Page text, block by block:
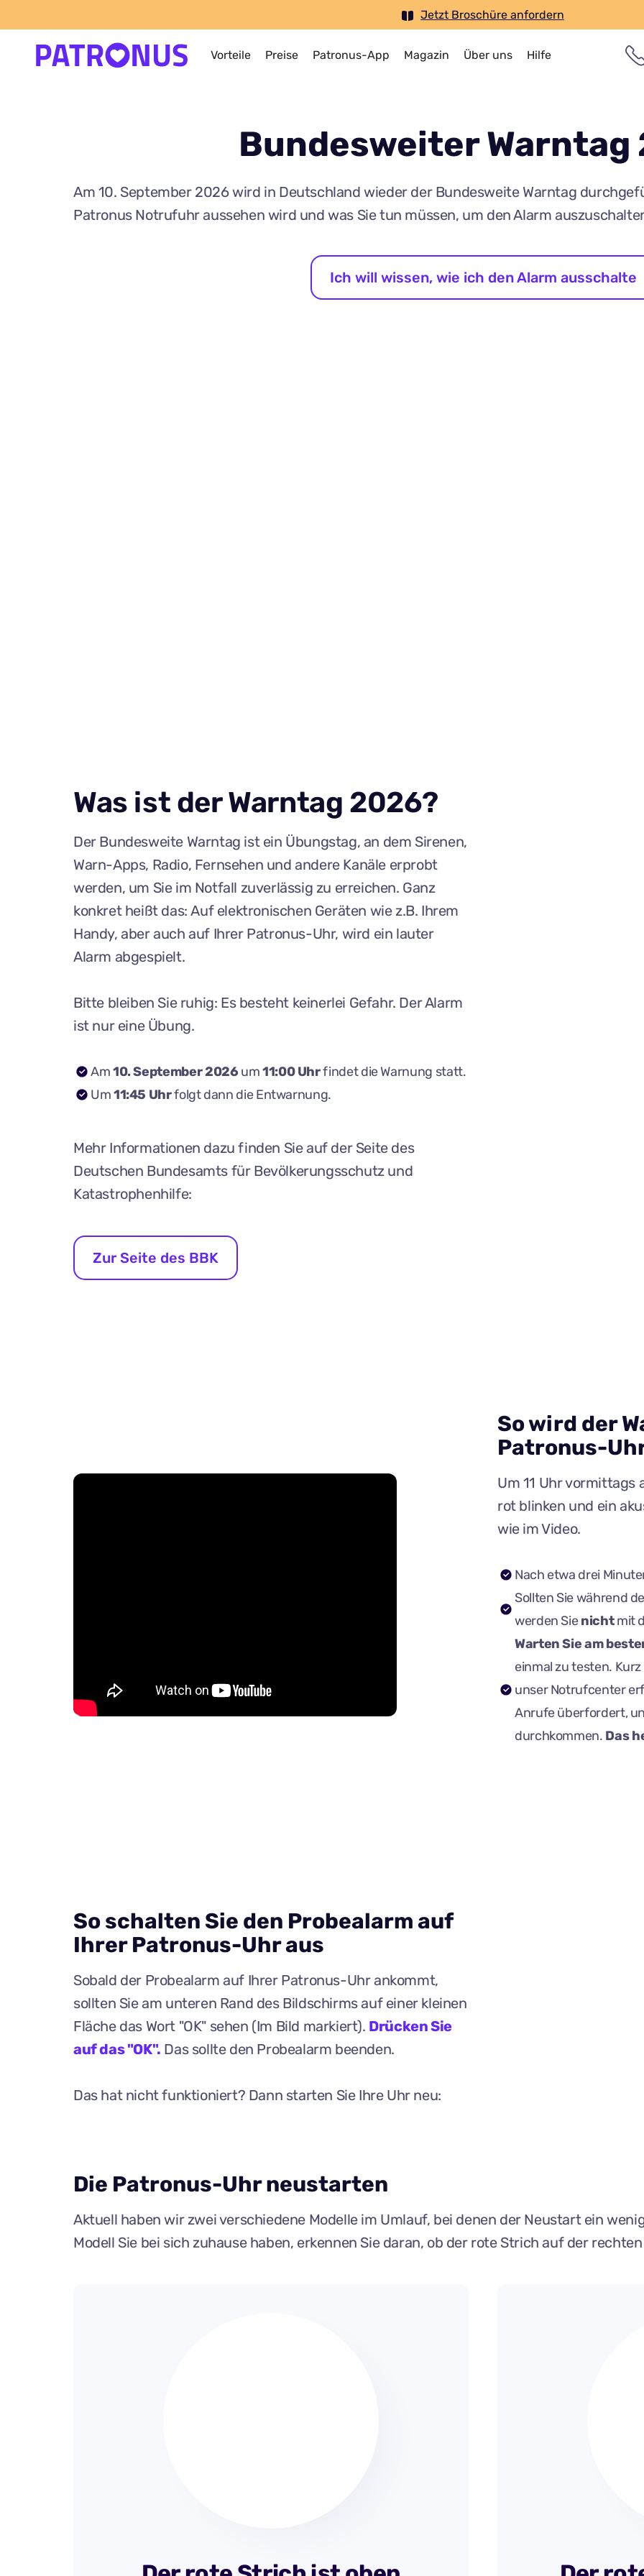
Jetzt Broschüre anfordern
Vorteile Preise Patronus-App Magazin Über uns Hilfe
Bundesweiter Warntag
Am 10. September 2026 wird in Deutschland wieder der Bundesweite Warntag
Patronus Notrufuhr aussehen wird und was Sie tun müssen, um den Alarm
Ich will wissen, wie ich den Alarm ausschalte
Was ist der Warntag 2026?
Der Bundesweite Warntag ist ein Übungstag, an dem Sirenen,
Warn-Apps, Radio, Fernsehen und andere Kanäle erprobt
werden, um Sie im Notfall zuverlässig zu erreichen. Ganz
konkret heißt das: Auf elektronischen Geräten wie z.B. Ihrem
Handy, aber auch auf Ihrer Patronus-Uhr, wird ein lauter
Alarm abgespielt.
Bitte bleiben Sie ruhig: Es besteht keinerlei Gefahr. Der Alarm
ist nur eine Übung.
Am10. September 2026um11:00 Uhrfindet die Warnung statt.
Um11:45 Uhrfolgt dann die Entwarnung.
Mehr Informationen dazu finden Sie auf der Seite des
Deutschen Bundesamts für Bevölkerungsschutz und
Katastrophenhilfe:
Zur Seite des BBK
So wird der
Patronus-
Um 11 Uhr vormittags
rot blinken und ein
wie im Video.
Nach etwa drei
Sollten Sie während
werden Sienichtmit
Warten Sie am
einmal zu testen.
unser Notrufcenter
Anrufe überfordert,
durchkommen. Das
So schalten Sie den Probealarm auf
Ihrer Patronus-Uhr aus
Sobald der Probealarm auf Ihrer Patronus-Uhr ankommt,
sollten Sie am unteren Rand des Bildschirms auf einer kleinen
Fläche das Wort "OK" sehen (Im Bild markiert). Drücken Sie
auf das "OK". Das sollte den Probealarm beenden.
Das hat nicht funktioniert? Dann starten Sie Ihre Uhr neu:
Die Patronus-Uhr neustarten
Aktuell haben wir zwei verschiedene Modelle im Umlauf, bei denen der Neustart ein
Modell Sie bei sich zuhause haben, erkennen Sie daran, ob der rote Strich auf der